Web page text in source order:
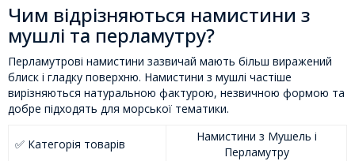
Чим відрізняються намистини з
мушлі та перламутру?
Перламутрові намистини зазвичай мають більш виражений
блиск і гладку поверхню. Намистини з мушлі частіше
вирізняються натуральною фактурою, незвичною формою та
добре підходять для морської тематики.
✅ Категорія товарів
Намистини з Мушель і
Перламутру